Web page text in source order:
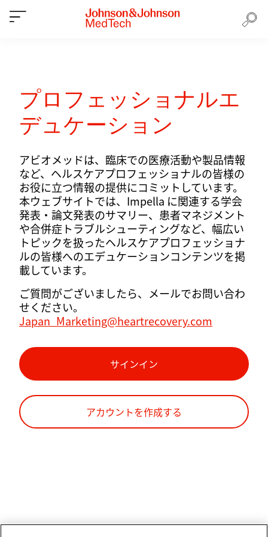
プロフェッショナルエ
デュケーション
アビオメッドは、臨床での医療活動や製品情報
など、ヘルスケアプロフェッショナルの皆様の
お役に立つ情報の提供にコミットしています。
本ウェブサイトでは、Impella に関連する学会
発表・論文発表のサマリー、患者マネジメント
や合併症トラブルシューティングなど、幅広い
トピックを扱ったヘルスケアプロフェッショナ
ルの皆様へのエデュケーションコンテンツを掲
載しています。
ご質問がございましたら、メールでお問い合わ
せください。
Japan_Marketing@heartrecovery.com